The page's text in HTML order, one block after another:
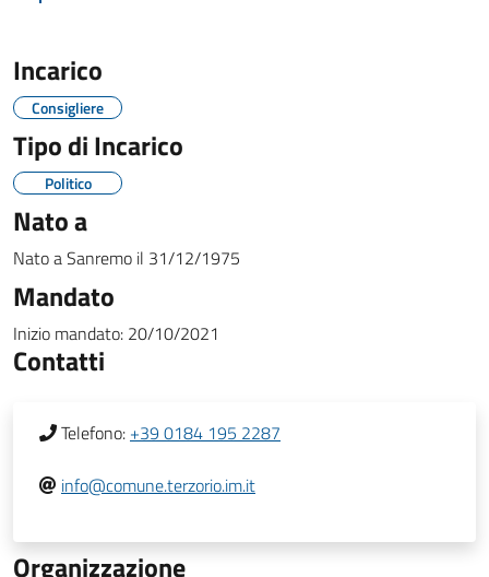
Incarico
Consigliere
Tipo di Incarico
Politico
Nato a
Nato aSanremo il 31/12/1975
Mandato
Inizio mandato: 20/10/2021
Contatti
Telefono: +39 0184 195 2287
info@comune.terzorio.im.it
Organizzazione